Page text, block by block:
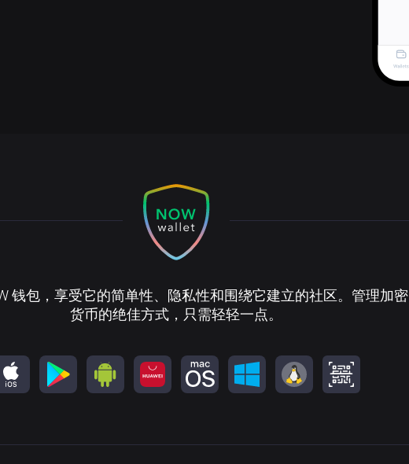
钱包，享受它的简单性、隐私性和围绕它建立的社区。管理加密
货币的绝佳方式，只需轻轻一点。